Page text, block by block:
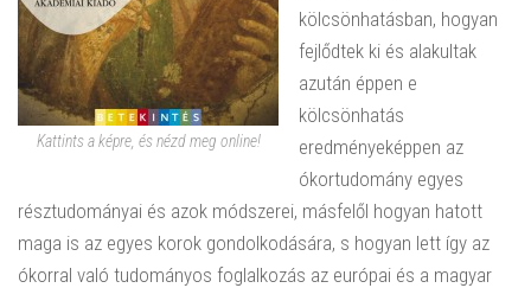
Kattints a képre, és nézd meg online!
kölcsönhatásban, hogyan
fejlődtek ki és alakultak
azután éppen e
kölcsönhatás
eredményeképpen az
ókortudomány egyes
résztudományai és azok módszerei, másfelől hogyan hatott
maga is az egyes korok gondolkodására, s hogyan lett így az
ókorral való tudományos foglalkozás az európai és a magyar